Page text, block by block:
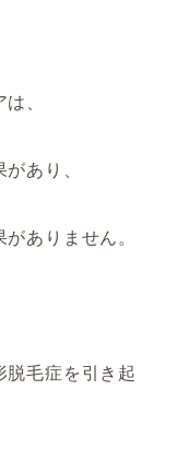
、
あり、
ありません。
毛症を引き起